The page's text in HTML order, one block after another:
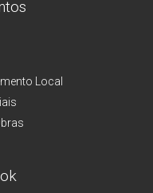
Local